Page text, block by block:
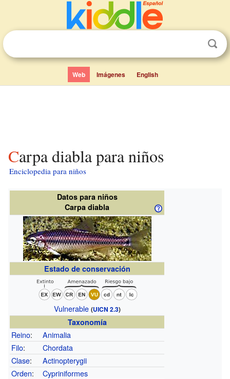
Web Imágenes English
Carpa diabla para niños
Enciclopedia para niños
Datos para niños
Carpa diabla
Estado de conservación
Vulnerable (UICN 2.3)
Taxonomía
Reino:
Animalia
Filo:
Chordata
Clase:
Actinopterygii
Orden:
Cypriniformes